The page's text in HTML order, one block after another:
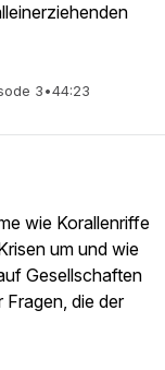
3•44:23
wie Korallenriffe
um und wie
Gesellschaften
Fragen, die der